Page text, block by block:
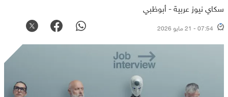
سكاي نيوز عربية - أبوظبي
07:54 - 21 مايو 2026